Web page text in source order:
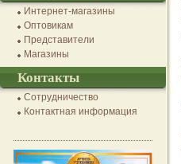
Интернет-магазины
Оптовикам
Представители
Магазины
Контакты
Сотрудничество
Контактная информация